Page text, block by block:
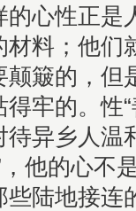
的心性正是
料；他们
簸的，但
牢的。性
待异乡人温
他的心不
陆地接连